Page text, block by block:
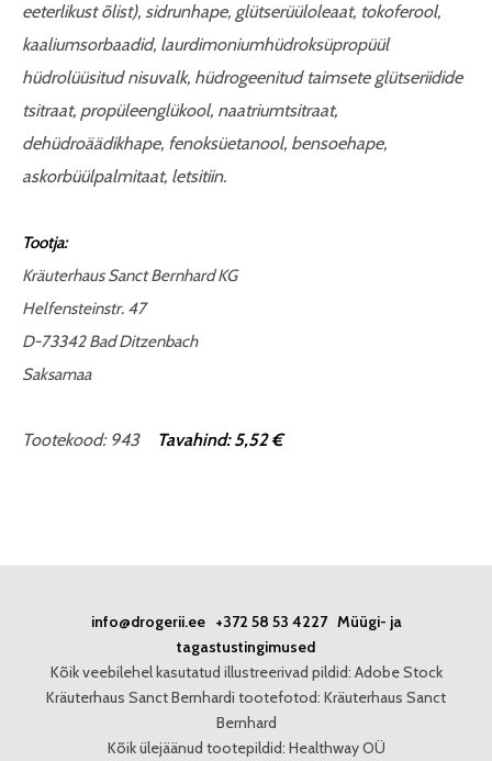
eeterlikust õlist), sidrunhape, glütserüüloleaat, tokoferool,
kaaliumsorbaadid, laurdimoniumhüdroksüpropüül
hüdrolüüsitud nisuvalk, hüdrogeenitud taimsete glütseriidide
tsitraat, propüleenglükool, naatriumtsitraat,
dehüdroäädikhape, fenoksüetanool, bensoehape,
askorbüülpalmitaat, letsitiin.
Tootja:
Kräuterhaus Sanct Bernhard KG
Helfensteinstr. 47
D-73342 Bad Ditzenbach
Saksamaa
Tootekood: 943 Tavahind: 5,52 €
info@drogerii.ee+372 58 53 4227 Müügi- ja
tagastustingimused
Kõik veebilehel kasutatud illustreerivad pildid: Adobe Stock
Kräuterhaus Sanct Bernhardi tootefotod: Kräuterhaus Sanct
Bernhard
Kõik ülejäänud tootepildid: Healthway OÜ